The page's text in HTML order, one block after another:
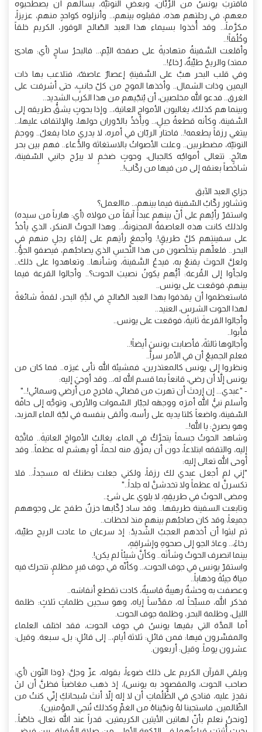
فاقتربَ يونسُ من الرُّبَّان، وبعضِ النوتيَّة، يسألهم أن يصطحبوه
معهم، في رحلتهم هذه، فقبلوه بينهم،.. وأنزلوه كواحدٍ منهم، عزيزاً،
مكرَّماً،.. وقد أُخذوا بسيماء هذا العبد الصّالح الوقور، الكريم خلقاً
وخُلُقاً!..
وأقلعت السَّفينةُ متهاديةً على صفحة اليِّم،.. فالبحرُ ساجٍ (أي: هادئ
ممتد) والريحُ طيِّبةٌ، رُخاءُ!..
وفي قلب البحر هبَّ على السَّفينةِ إعصارٌ عاصفٌ، فتلاعب بها ذات
اليمين وذات الشمال.. وأخذها الموج من كلّ جانبٍ، حتى أشرفت على
الغرق.. فدعو الله مخلصين، أن يُنجّيهم من هذا الكرب الشديد..
وبينما هم كذلك، يغالبون الأمواج العاتية،.. وإذا بحوتٍ يشقُّ طريقه إلى
السَّفينة، وكأنه قطعةُ جبلٍ،.. ويأخذُ بالدّوران حولها، والإلتفاف عليها،..
يبتغي رزقاً يطعمه!.. فاحتار الربّان في أمره، لا يدري ماذا يفعلُ.. ووجمَ
النوتيّة، مضطربين.. وعلت الأصواتُ بالاستغاثة والدُّعاء.. فهم بين بحر
هائجٍ. تتعالى أمواجُه كالجبال، وحوتٍ ضخمٍ لا يبرُح جانبي السّفينة،
شاخصاً بعنقه إلى من فيها من ركّاب!..
جزاي العبد الآبق
وتشاور ركّابُ السّفينة فيما بينهم،.. ماالعمل؟
واستقرّ رأيُهم على أنّ بينهم عبداً آبقاً من مولاه (أي: هارباً من سيده)
ولذلك كانت هذه العاصفةُ المجنونةُ،.. وهذا الحوتُ المنكر، الذي يأخذُ
على سفينتِهم كلَّ طريقٍ!. وأجمعَ رأيَهم على إلقاءِ رجلٍ منهم في
البحر.. فلعلّهم يتخلّصون من هذا النَّحسِ الذي يصاحبُهم، فيصفو الجوُّ..
ولعلَّ الحوتَ يقنعُ به، فيدعُ السَّفينةَ، وشأنها.. وتعاهدوا على ذلك..
ولجأوا إلى القُرعة: أيُّهم يكونُ نصيبَ الحوت؟.. وأجالوا القرعة فيما
بينهم، فوقعت على يونس..
فاستعظموا أن يقذفوا بهذا العبد الصّالحِ في لجَّةِ البحر، لقمةً شائغةً
لهذا الحوت الشرس، العنيد..
وأجالوا القرعةَ ثانيةً، فوقعت على يونس..
فأبوا..
وأجالوها ثالثةً، فأصابت يونسَ أيضاً!..
فعلم الجميعُ أن في الأمر سراًّ..
ونظروا إلى يونس كالمعتذرين، فمشيئة الله تأبى غيرَه.. فما كان من
يونس إلاَّ أن رضي، قانعاً بما قسم الله له،.. وقد أوحيَ إليه:
- "عبدي... إن إردتَ أن تهربَ من قضائي، فاخرج من أرضي وسمائي!.."
وأسلم نبيُّ الله أمرَه ووجهَه لجبّار السّموات والأرض، وتوجَّه إلى حافّة
السّفينة، واضعاً كلتا يديه على رأسه، وألقى بنفسه في لجّة الماء المزبد،
وهو يصرخ: يا الله!..
وشاهد الحوتُ جسماً يتحرَّكُ في الماء، يغالبُ الأمواجَ العاتيةَ.. فاتَّجَهَ
إليه، والتقمَه ابتلاعاً، دون أن يمزِّق منه لحماً، أو يهشم له عظماً.. وقد
أوحى الله تعالى إليه:
"إني لم أجعل عبدي لك رزقاً، ولكني جعلت بطنكَ له مسجداً،.. فلا
تكسرنَّ له عظماً ولا تخدشنَّ له جلداً.."
ومضى الحوتُ في طريقِهِ، لا يلوي على شئ..
وتابعت السفينة طريقها.. وقد ساد رُكّابها حزنٌ طفح على وجوههم
جميعاً، وقد كان صاحبُهم بينهم منذ لحظات..
ثم لبثوا أن أخذهم العجبُ الشّديدُ: إذ سرعان ما عادت الريح طيِّبة،
رخاءً،.. وعادَ الجو إلى صحوهِ وإشراقِهِ،
بينما انصرف الحوتُ وشأنَه.. وكأنَّ شيئاً لم يكن!.
واستقرّ يونس في جوف الحوت،.. وكأنّه في جوف قبرٍ مظلمٍ، تتحرك فيه
مياهٌ جيئةً وذهاباً..
وعصفت به وحشةٌ رهيبةٌ قاسيةٌ، كادت تقطع أنفاسَه..
فذكر الله، مسبِّحاً له، مقدِّساً إياه، وهو سجين ظلماتٍ ثلاثٍ: ظلمة
الليل، وظلمة البحر، وظلمة جوف الحوت.
أما المدَّة التي بقيها يونسُ في جوف الحوت، فقد اختلف العلماء
والمفسِّرون فيها: فمن قائلٍ: ثلاثة أيام،.. إلى قائلٍ: بل، سبعة. وقيل:
عشرون يوماً. وقيل: أربعون.
ويلقي القرآن الكريم على ذلك ضوءاً، بقوله، عزّ وجلَّ: {وذا النّون (أي:
صاحب الحوت، والمقصود به يونس)، إذ ذهب مغاضباً فظنَّ أن لنْ
نقدِرَ عليه، فنادى في الظُّلُماتِ أن لا إله إلاّ أنتَ سُبحانكِ إنّي كنتُ من
الظّالمين. فاستجبنا لهُ ونجّيناهُ من الغمِّ وكذلك نُنجي المؤمنين}.
[ونحنُ نعلم بأنّ لهاتين الأيتين الكريمتين، قدراً عند الله تعال، خاصّاً..